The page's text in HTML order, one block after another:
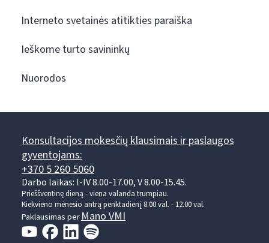
Interneto svetainės atitikties paraiška
Ieškome turto savininkų
Nuorodos
Konsultacijos mokesčių klausimais ir paslaugos
gyventojams:
+370 5 260 5060
Darbo laikas: I-IV 8.00-17.00, V 8.00-15.45.
Prieššventinę dieną - viena valanda trumpiau.
Kiekvieno mėnesio antrą penktadienį 8.00 val. - 12.00 val.
Paklausimas perMano VMI